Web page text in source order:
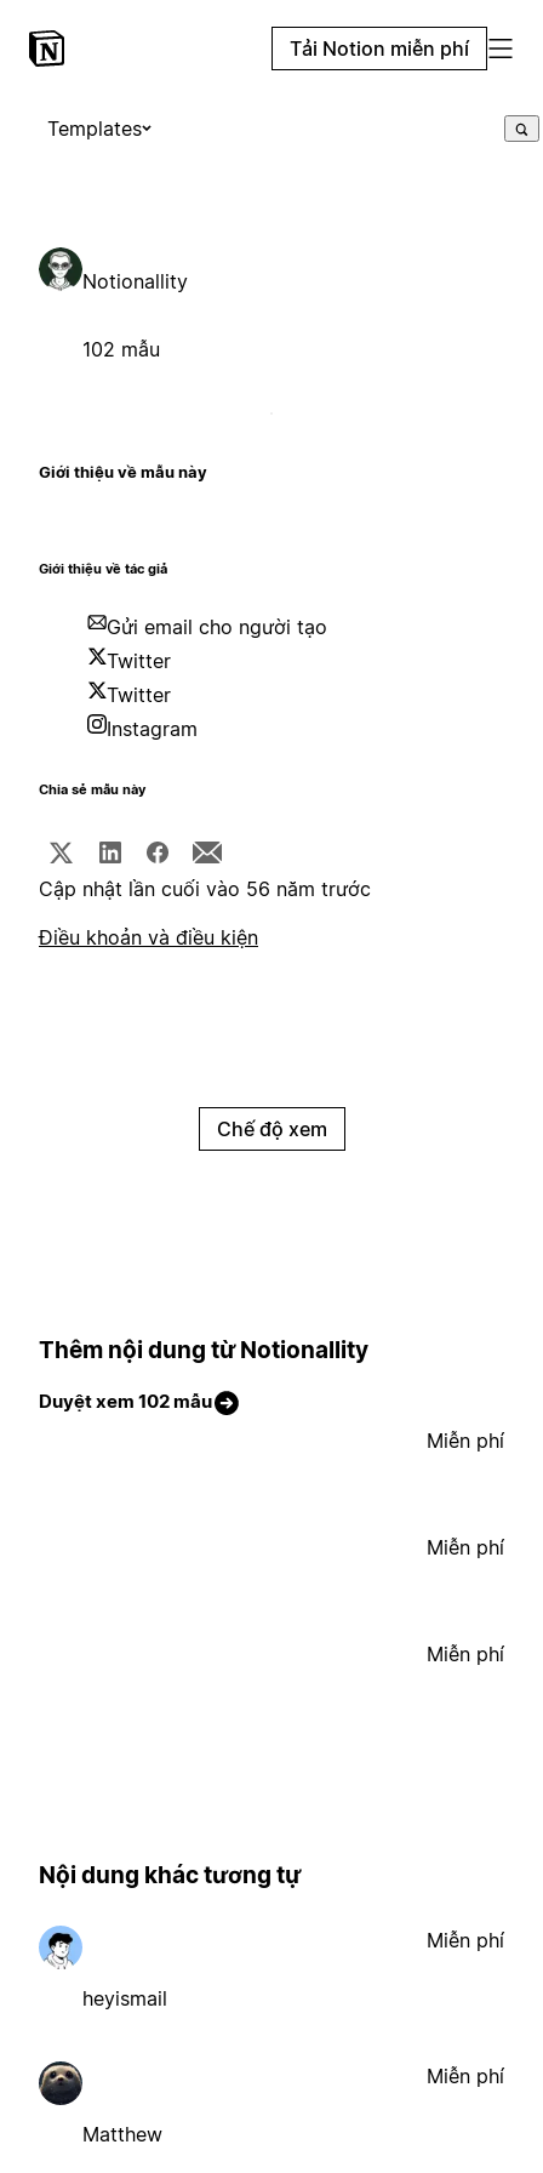
Tải Notion miễn phí
Templates
Notionallity
102 mẫu
Giới thiệu về mẫu này
Giới thiệu về tác giả
Gửi email cho người tạo
Twitter
Twitter
Instagram
Chia sẻ mẫu này
Cập nhật lần cuối vào 56 năm trước
Điều khoản và điều kiện
Chế độ xem
Thêm nội dung từ Notionallity
Duyệt xem 102 mẫu
Miễn phí
Miễn phí
Miễn phí
Nội dung khác tương tự
heyismail
Miễn phí
Matthew
Miễn phí